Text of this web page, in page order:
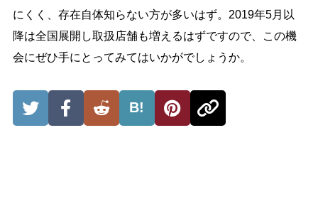
にくく、存在自体知らない方が多いはず。2019年5月以
降は全国展開し取扱店舗も増えるはずですので、この機
会にぜひ手にとってみてはいかがでしょうか。
B!